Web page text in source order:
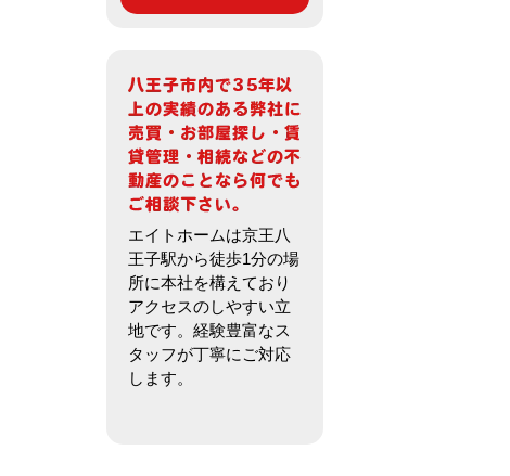
エイトホームは京王八
王子駅から徒歩1分の場
所に本社を構えており
アクセスのしやすい立
地です。経験豊富なス
タッフが丁寧にご対応
します。